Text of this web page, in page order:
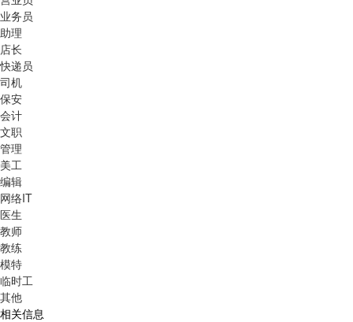
业务员
助理
店长
快递员
司机
保安
会计
文职
管理
美工
编辑
网络IT
医生
教师
教练
模特
临时工
其他
相关信息